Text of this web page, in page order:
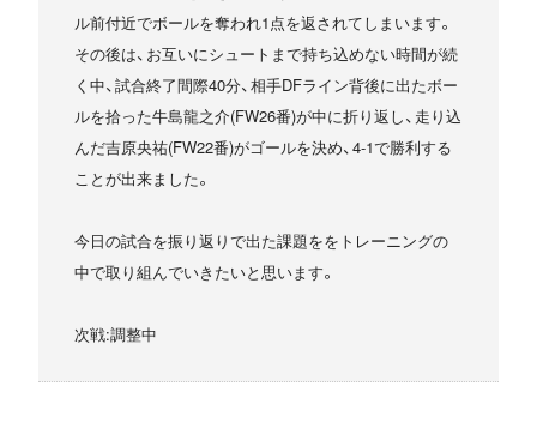
ル前付近でボールを奪われ1点を返されてしまいます。
その後は、お互いにシュートまで持ち込めない時間が続
く中、試合終了間際40分、相手DFライン背後に出たボー
ルを拾った牛島龍之介(FW26番)が中に折り返し、走り込
んだ吉原央祐(FW22番)がゴールを決め、4-1で勝利する
ことが出来ました。
今日の試合を振り返りで出た課題ををトレーニングの
中で取り組んでいきたいと思います。
次戦:調整中